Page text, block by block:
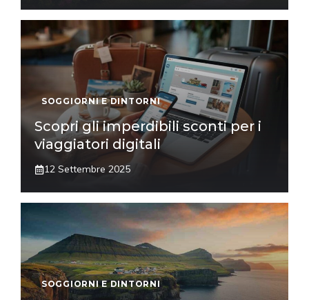
SOGGIORNI E DINTORNI
Scopri gli imperdibili sconti per i
viaggiatori digitali
12 Settembre 2025
SOGGIORNI E DINTORNI